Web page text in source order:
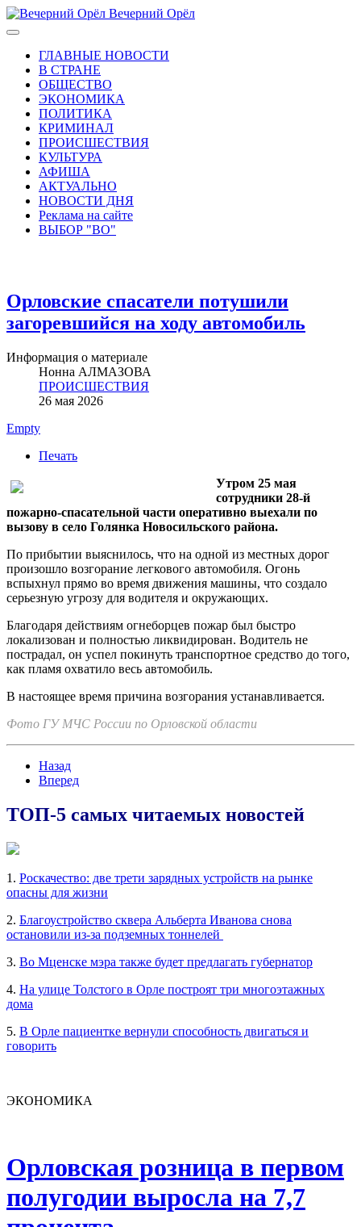
Вечерний Орёл
ГЛАВНЫЕ НОВОСТИ
В СТРАНЕ
ОБЩЕСТВО
ЭКОНОМИКА
ПОЛИТИКА
КРИМИНАЛ
ПРОИСШЕСТВИЯ
КУЛЬТУРА
АФИША
АКТУАЛЬНО
НОВОСТИ ДНЯ
Реклама на сайте
ВЫБОР "ВО"
Орловские спасатели потушили
загоревшийся на ходу автомобиль
Информация о материале
Нонна АЛМАЗОВА
ПРОИСШЕСТВИЯ
26 мая 2026
Empty
Печать
Утром 25 мая
сотрудники 28-й
пожарно-спасательной части оперативно выехали по
вызову в село Голянка Новосильского района.
По прибытии выяснилось, что на одной из местных дорог
произошло возгорание легкового автомобиля. Огонь
вспыхнул прямо во время движения машины, что создало
серьезную угрозу для водителя и окружающих.
Благодаря действиям огнеборцев пожар был быстро
локализован и полностью ликвидирован. Водитель не
пострадал, он успел покинуть транспортное средство до того,
как пламя охватило весь автомобиль.
В настоящее время причина возгорания устанавливается.
Фото ГУ МЧС России по Орловской области
Назад
Вперед
ТОП-5 самых читаемых новостей
1. Роскачество: две трети зарядных устройств на рынке
опасны для жизни
2. Благоустройство сквера Альберта Иванова снова
остановили из-за подземных тоннелей
3. Во Мценске мэра также будет предлагать губернатор
4. На улице Толстого в Орле построят три многоэтажных
дома
5. В Орле пациентке вернули способность двигаться и
говорить
ЭКОНОМИКА
Орловская розница в первом
полугодии выросла на 7,7